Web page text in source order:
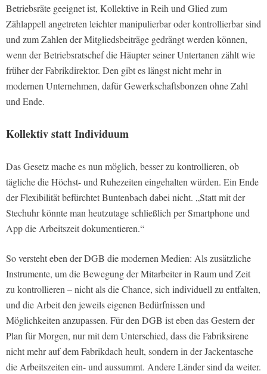
Betriebsräte geeignet ist, Kollektive in Reih und Glied zum
Zählappell angetreten leichter manipulierbar oder kontrollierbar sind
und zum Zahlen der Mitgliedsbeiträge gedrängt werden können,
wenn der Betriebsratschef die Häupter seiner Untertanen zählt wie
früher der Fabrikdirektor. Den gibt es längst nicht mehr in
modernen Unternehmen, dafür Gewerkschaftsbonzen ohne Zahl
und Ende.
Kollektiv statt Individuum
Das Gesetz mache es nun möglich, besser zu kontrollieren, ob
tägliche die Höchst- und Ruhezeiten eingehalten würden. Ein Ende
der Flexibilität befürchtet Buntenbach dabei nicht. „Statt mit der
Stechuhr könnte man heutzutage schließlich per Smartphone und
App die Arbeitszeit dokumentieren.“
So versteht eben der DGB die modernen Medien: Als zusätzliche
Instrumente, um die Bewegung der Mitarbeiter in Raum und Zeit
zu kontrollieren – nicht als die Chance, sich individuell zu entfalten,
und die Arbeit den jeweils eigenen Bedürfnissen und
Möglichkeiten anzupassen. Für den DGB ist eben das Gestern der
Plan für Morgen, nur mit dem Unterschied, dass die Fabriksirene
nicht mehr auf dem Fabrikdach heult, sondern in der Jackentasche
die Arbeitszeiten ein- und aussummt. Andere Länder sind da weiter.